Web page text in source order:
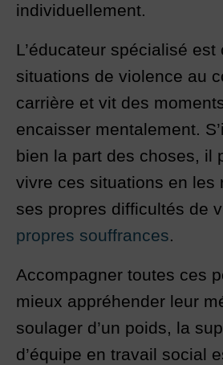
individuellement.
L’éducateur spécialisé
situations de violence au
carrière et vit des
encaisser mentalement.
bien la part des choses, il
vivre ces situations en les
ses propres difficultés de
propres souffrances.
Accompagner toutes ces
mieux appréhender leur
soulager d’un poids, la
d’équipe en travail social